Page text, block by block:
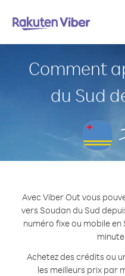
Comment
du Sud
Avec Viber Out vous
vers Soudan du Sud
numéro fixe ou mobile en
Achetez des crédits ou
les meilleurs prix par